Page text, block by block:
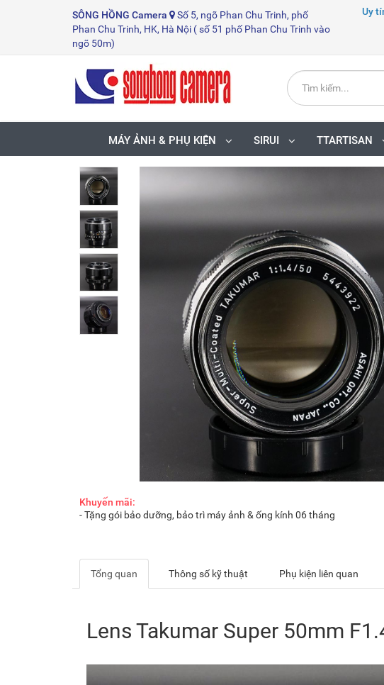
SÔNG HỒNG Camera
Số 5, ngõ Phan Chu Trinh, phố
Phan Chu Trinh, HK, Hà Nội ( số 51 phố Phan Chu Trinh vào
ngõ 50m)
Uy
MÁY ẢNH & PHỤ KIỆN SIRUI TTARTISAN
Khuyến mãi:
- Tặng gói bảo dưỡng, bảo trì máy ảnh & ống kính 06 tháng
Tổng quan Thông số kỹ thuật Phụ kiện liên quan
Lens Takumar Super 50mm